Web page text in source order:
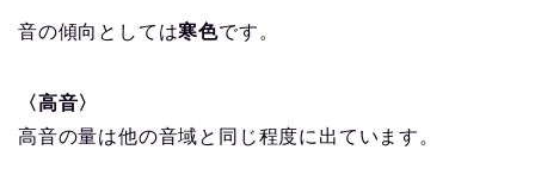
音の傾向としては寒色です。
〈高音〉
高音の量は他の音域と同じ程度に出ています。